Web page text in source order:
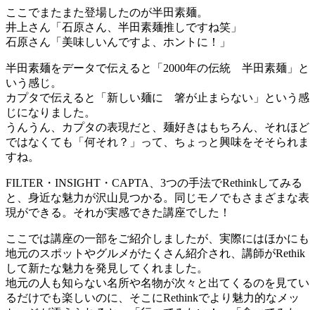
ここでまたまた登場したのが半田素麺。
井上さん「石原さん、半田素麺推しですね笑」
石原さん「美味しいんですよ、ホントに！」
半田素麺をデータで伝えると「2000年の伝統 半田素麺」と
いう感じ。
カプタで伝えると「新しい麺に 箸が止まらない」という感
じになりました。
うんうん、カプタの表現だと、麺好きはもちろん、それほど
ではなくても「何それ？」って、ちょっと興味をそそられま
すね。
FILTER・INSIGHT・CAPTA、3つの手法でRethinkしてみる
と、身近な魅力が沢山見つかる。同じモノでもさまざまな表
現ができる。それが実感できた講座でした！
ここでは講座の一部をご紹介しましたが、実際にはほかにも
地元のスポットやグルメがたくさん紹介され、講師がRethik
して新たな魅力を発見してくれました。
地元の人も知らない名所や名物が次々と出てくるのを見てい
るだけでも楽しいのに、そこにRethinkでより魅力的なメッ